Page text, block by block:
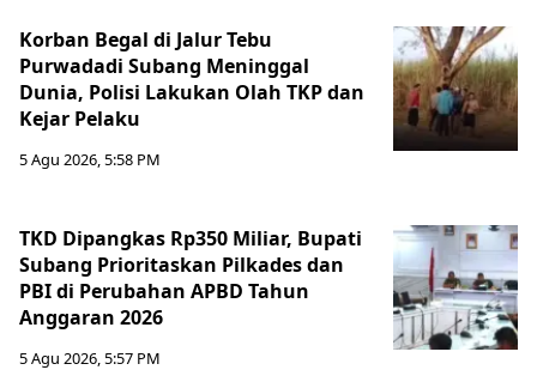
Korban Begal di Jalur Tebu
Purwadadi Subang Meninggal
Dunia, Polisi Lakukan Olah TKP dan
Kejar Pelaku
5 Agu 2026, 5:58 PM
TKD Dipangkas Rp350 Miliar, Bupati
Subang Prioritaskan Pilkades dan
PBI di Perubahan APBD Tahun
Anggaran 2026
5 Agu 2026, 5:57 PM